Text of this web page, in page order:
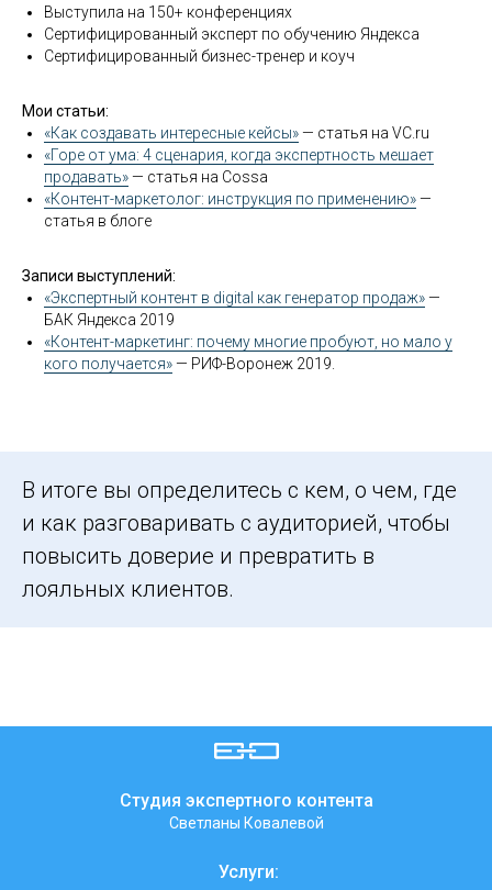
Выступила на 150+ конференциях
Сертифицированный эксперт по обучению Яндекса
Сертифицированный бизнес-тренер и коуч
Мои статьи:
«Как создавать интересные кейсы»— статья на VC.ru
«Горе от ума: 4 сценария, когда экспертность мешает
продавать»— статья на Cossa
«Контент-маркетолог: инструкция по применению»—
статья в блоге
Записи выступлений:
«Экспертный контент в digital как генератор продаж»—
БАК Яндекса 2019
«Контент-маркетинг: почему многие пробуют, но мало у
кого получается»— РИФ-Воронеж 2019.
В итоге вы определитесь с кем, о чем, где
и как разговаривать с аудиторией, чтобы
повысить доверие и превратить в
лояльных клиентов.
Услуги:
Светланы Ковалевой
Студия экспертного контента